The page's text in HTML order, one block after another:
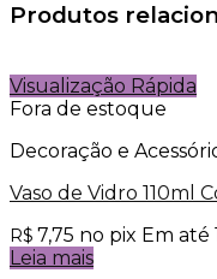
Produtos
Visualização Rápida
Fora de estoque
Decoração e
Vaso de Vidro 110ml
R$ 7,75 no pix Em até
Leia mais